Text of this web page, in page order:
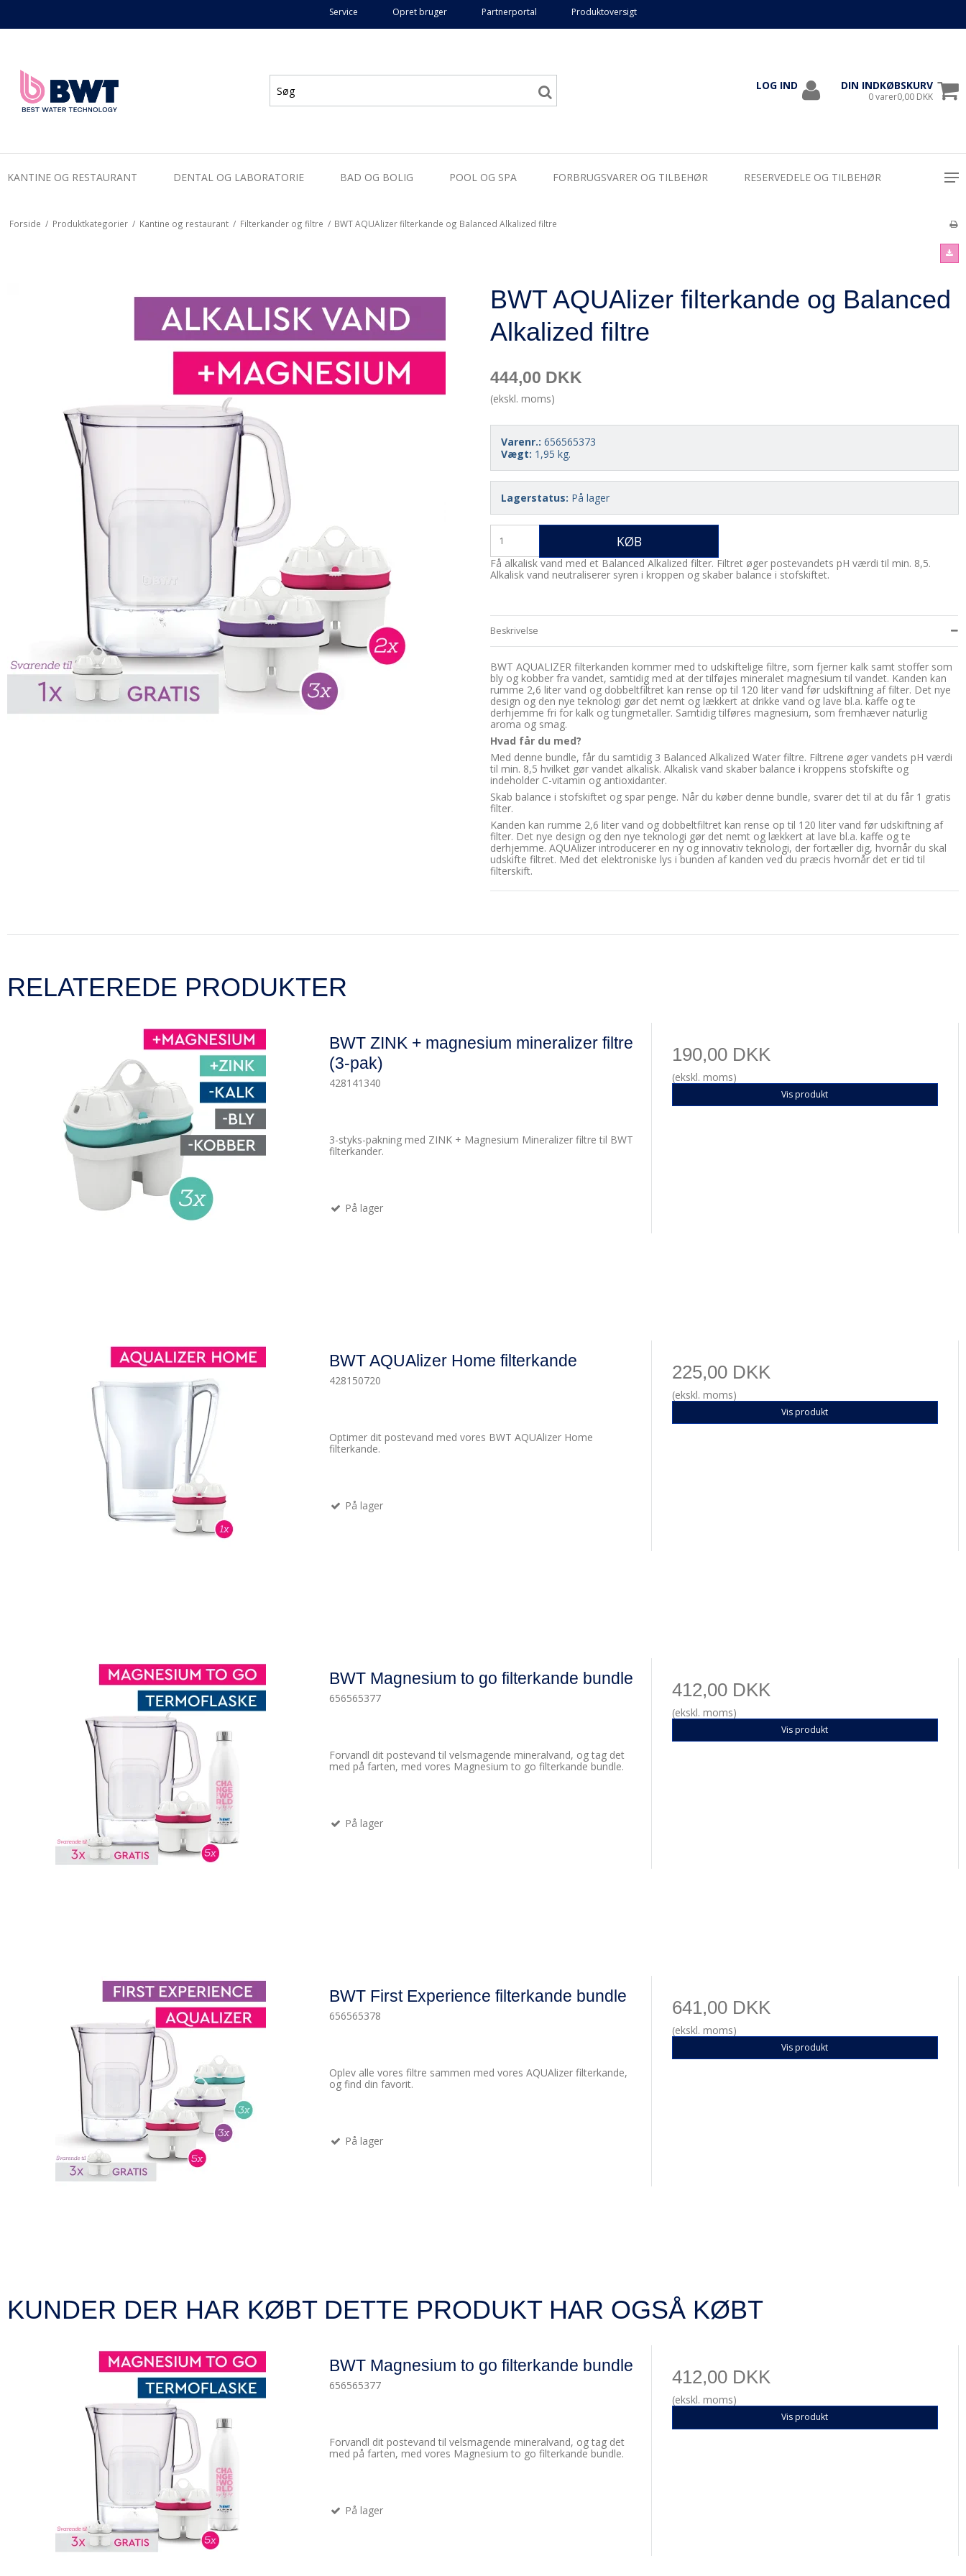
Service Opret bruger Partnerportal Produktoversigt
LOG IND DIN INDKØBSKURV
0 varer0,00 DKK
KANTINE OG RESTAURANT DENTAL OG LABORATORIE BAD OG BOLIG POOL OG SPA FORBRUGSVARER OG TILBEHØR RESERVEDELE OG TILBEHØR
Forside / Produktkategorier / Kantine og restaurant / Filterkander og filtre / BWT AQUAlizer filterkande og Balanced Alkalized filtre
BWT AQUAlizer filterkande og Balanced
Alkalized filtre
444,00 DKK
(ekskl. moms)
Varenr.: 656565373
Vægt: 1,95 kg.
Lagerstatus: På lager
KØB
Få alkalisk vand med et Balanced Alkalized filter. Filtret øger postevandets pH værdi til min. 8,5.
Alkalisk vand neutraliserer syren i kroppen og skaber balance i stofskiftet.
Beskrivelse
BWT AQUALIZER filterkanden kommer med to udskiftelige filtre, som fjerner kalk samt stoffer som
bly og kobber fra vandet, samtidig med at der tilføjes mineralet magnesium til vandet. Kanden kan
rumme 2,6 liter vand og dobbeltfiltret kan rense op til 120 liter vand før udskiftning af filter. Det nye
design og den nye teknologi gør det nemt og lækkert at drikke vand og lave bl.a. kaffe og te
derhjemme fri for kalk og tungmetaller. Samtidig tilføres magnesium, som fremhæver naturlig
aroma og smag.
Hvad får du med?
Med denne bundle, får du samtidig 3 Balanced Alkalized Water filtre. Filtrene øger vandets pH værdi
til min. 8,5 hvilket gør vandet alkalisk. Alkalisk vand skaber balance i kroppens stofskifte og
indeholder C-vitamin og antioxidanter.
Skab balance i stofskiftet og spar penge. Når du køber denne bundle, svarer det til at du får 1 gratis
filter.
Kanden kan rumme 2,6 liter vand og dobbeltfiltret kan rense op til 120 liter vand før udskiftning af
filter. Det nye design og den nye teknologi gør det nemt og lækkert at lave bl.a. kaffe og te
derhjemme. AQUAlizer introducerer en ny og innovativ teknologi, der fortæller dig, hvornår du skal
udskifte filtret. Med det elektroniske lys i bunden af kanden ved du præcis hvornår det er tid til
filterskift.
RELATEREDE PRODUKTER
BWT ZINK + magnesium mineralizer filtre
(3-pak)
428141340
3-styks-pakning med ZINK + Magnesium Mineralizer filtre til BWT
filterkander.
På lager
190,00 DKK
(ekskl. moms)
Vis produkt
BWT AQUAlizer Home filterkande
428150720
Optimer dit postevand med vores BWT AQUAlizer Home
filterkande.
På lager
225,00 DKK
(ekskl. moms)
Vis produkt
BWT Magnesium to go filterkande bundle
656565377
Forvandl dit postevand til velsmagende mineralvand, og tag det
med på farten, med vores Magnesium to go filterkande bundle.
På lager
412,00 DKK
(ekskl. moms)
Vis produkt
BWT First Experience filterkande bundle
656565378
Oplev alle vores filtre sammen med vores AQUAlizer filterkande,
og find din favorit.
På lager
641,00 DKK
(ekskl. moms)
Vis produkt
KUNDER DER HAR KØBT DETTE PRODUKT HAR OGSÅ KØBT
BWT Magnesium to go filterkande bundle
656565377
Forvandl dit postevand til velsmagende mineralvand, og tag det
med på farten, med vores Magnesium to go filterkande bundle.
På lager
412,00 DKK
(ekskl. moms)
Vis produkt